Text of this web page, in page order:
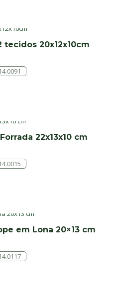
tecidos 20x12x10cm
14.0091
22x13x10 cm
14.0015
em Lona 20×13 cm
14.0117